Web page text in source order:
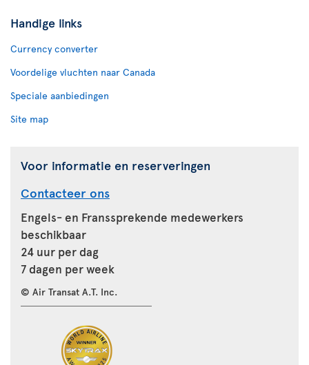
Handige links
Currency converter
Voordelige vluchten naar Canada
Speciale aanbiedingen
Site map
Voor informatie en reserveringen
Contacteer ons
Engels- en Franssprekende medewerkers
beschikbaar
24 uur per dag
7 dagen per week
© Air Transat A.T. Inc.